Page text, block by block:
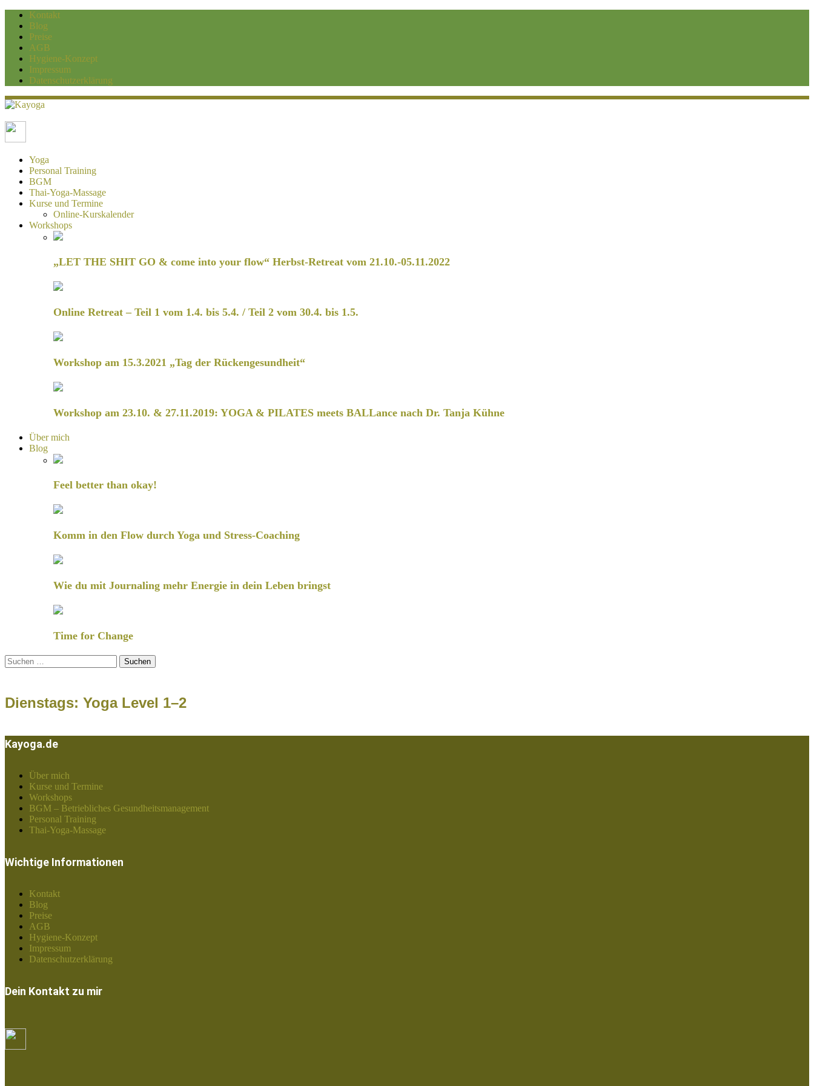
Kontakt
Blog
Preise
AGB
Hygiene-Konzept
Impressum
Datenschutzerklärung
Kayoga
Yoga und Personaltraining Duisburg
Yoga
Personal Training
BGM
Thai-Yoga-Massage
Kurse und Termine
Online-Kurskalender
Workshops
„LET THE SHIT GO & come into your flow“ Herbst-Retreat vom 21.10.-05.11.2022
Online Retreat – Teil 1 vom 1.4. bis 5.4. / Teil 2 vom 30.4. bis 1.5.
Workshop am 15.3.2021 „Tag der Rückengesundheit“
Workshop am 23.10. & 27.11.2019: YOGA & PILATES meets BALLance nach Dr. Tanja Kühne
Über mich
Blog
Feel better than okay!
Komm in den Flow durch Yoga und Stress-Coaching
Wie du mit Journaling mehr Energie in dein Leben bringst
Time for Change
Suchen
nach:
Dienstags: Yoga Level 1–2
Kayoga.de
Über mich
Kurse und Termine
Workshops
BGM – Betriebliches Gesundheitsmanagement
Personal Training
Thai-Yoga-Massage
Wichtige Informationen
Kontakt
Blog
Preise
AGB
Hygiene-Konzept
Impressum
Datenschutzerklärung
Dein Kontakt zu mir